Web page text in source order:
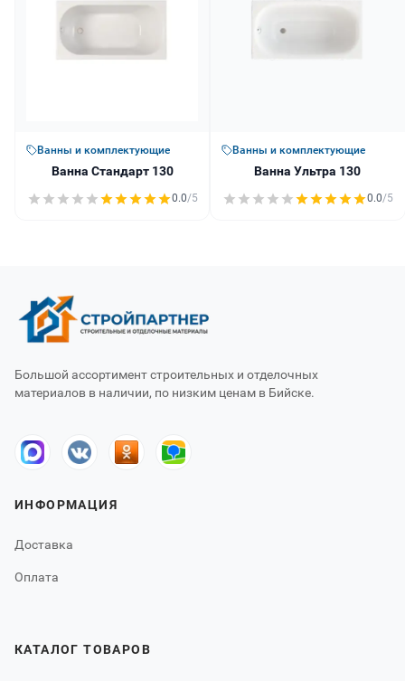
Ванны и комплектующие
Ванна Стандарт 130
0.0/5
Ванны и комплектующие
Ванна Ультра 130
0.0/5
Большой ассортимент строительных и отделочных
материалов в наличии, по низким ценам в Бийске.
ИНФОРМАЦИЯ
Доставка
Оплата
КАТАЛОГ ТОВАРОВ